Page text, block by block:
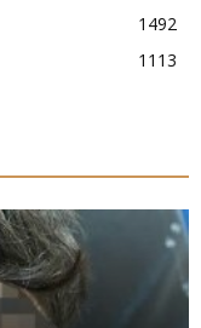
1492
1113